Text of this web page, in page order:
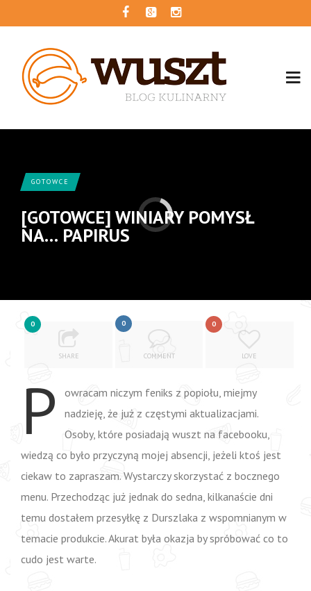
GOTOWCE
[GOTOWCE] WINIARY POMYSŁ
NA… PAPIRUS
0
SHARE
0
COMMENT
0
LOVE
P
owracam niczym feniks z popiołu, miejmy
nadzieję, że już z częstymi aktualizacjami.
Osoby, które posiadają wuszt na facebooku,
wiedzą co było przyczyną mojej absencji, jeżeli ktoś jest
ciekaw to zapraszam. Wystarczy skorzystać z bocznego
menu. Przechodząc już jednak do sedna, kilkanaście dni
temu dostałem przesyłkę z Durszlaka z wspomnianym w
temacie produkcie. Akurat była okazja by spróbować co to
cudo jest warte.